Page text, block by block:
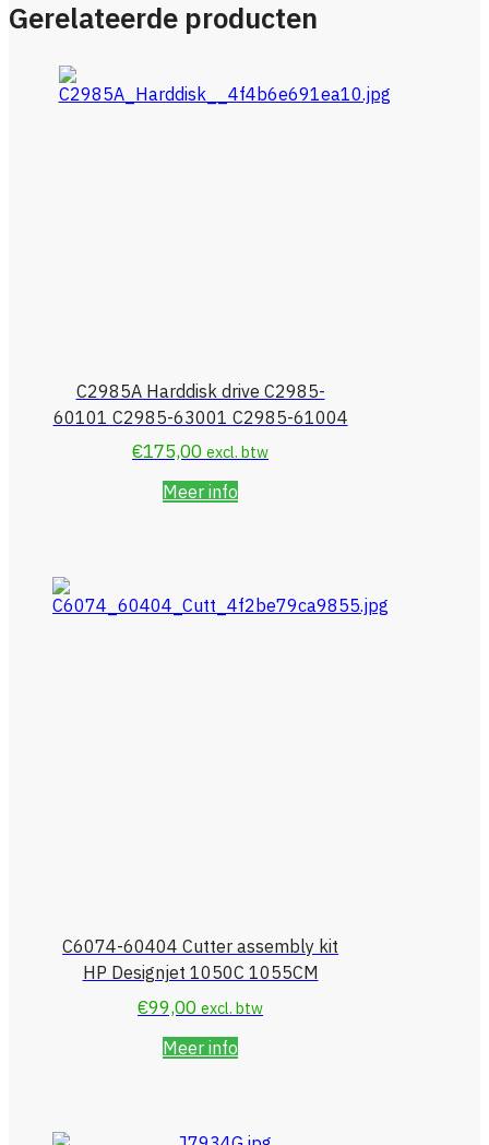
Gerelateerde producten
C2985A Harddisk drive C2985-
60101 C2985-63001 C2985-61004
€175,00 excl. btw
Meer info
C6074-60404 Cutter assembly kit
HP Designjet 1050C 1055CM
€99,00 excl. btw
Meer info